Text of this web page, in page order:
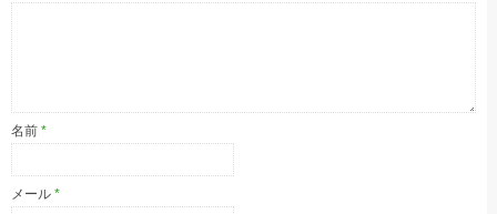
名前 *
メール *